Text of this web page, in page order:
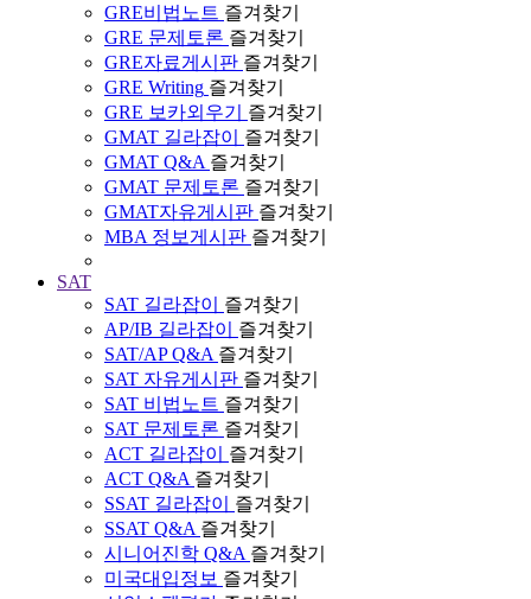
GRE비법노트 즐겨찾기
GRE 문제토론 즐겨찾기
GRE자료게시판 즐겨찾기
GRE Writing 즐겨찾기
GRE 보카외우기
즐겨찾기
GMAT 길라잡이
즐겨찾기
GMAT Q&A 즐겨찾기
GMAT 문제토론 즐겨찾기
GMAT자유게시판 즐겨찾기
MBA 정보게시판 즐겨찾기
SAT
SAT 길라잡이
즐겨찾기
AP/IB 길라잡이
즐겨찾기
SAT/AP Q&A 즐겨찾기
SAT 자유게시판 즐겨찾기
SAT 비법노트 즐겨찾기
SAT 문제토론 즐겨찾기
ACT 길라잡이
즐겨찾기
ACT Q&A 즐겨찾기
SSAT 길라잡이
즐겨찾기
SSAT Q&A 즐겨찾기
시니어진학 Q&A 즐겨찾기
미국대입정보 즐겨찾기